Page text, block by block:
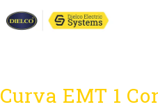
Curva EMT 1